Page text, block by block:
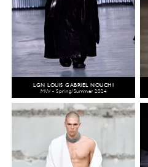
LGN LOUIS GABRIEL NOUCHI
MW - Spring/Summer 2024